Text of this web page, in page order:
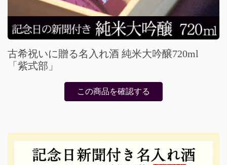
古希祝いに贈る名入れ酒 純米大吟醸720ml
「紫式部」
この商品を確認する